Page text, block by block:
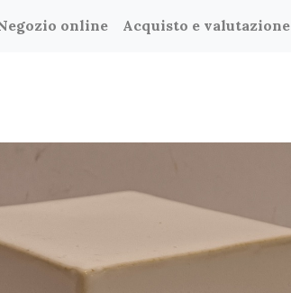
online Acquisto e valutazione